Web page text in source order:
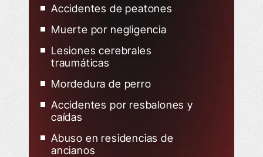
Accidentes de peatones
Muerte por negligencia
Lesiones cerebrales
traumáticas
Mordedura de perro
Accidentes por resbalones y
caídas
Abuso en residencias de
ancianos